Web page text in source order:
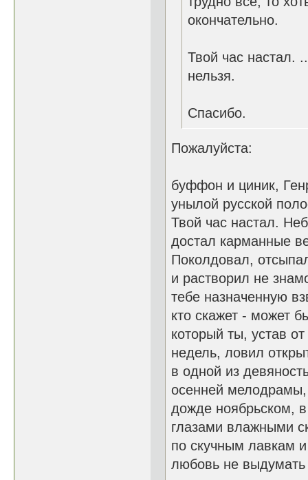
окончательно.
Твой час настал.
нельзя.
Спасибо.
Пожалуйста:
буффон и циник,
унылой русской
Твой час настал.
достал карманные
Поколдовал,
и растворил не
тебе назначенную
кто скажет - может
который ты, устав
недель, ловил
в одной из
осенней
дожде ноябрьском,
глазами влажными
по скучным лавкам
любовь не выдумать